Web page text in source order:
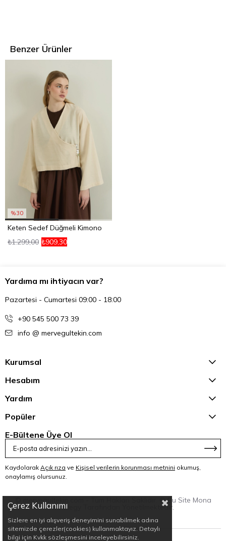
Benzer Ürünler
%30
Keten Sedef Düğmeli Kimono
₺909,30
₺1.299,00
Yardıma mı ihtiyacın var?
Pazartesi - Cumartesi 09:00 - 18:00
+90 545 500 73 39
info @ mervegultekin.com
Kurumsal
Hesabım
Yardım
Popüler
E-Bültene Üye Ol
Kaydolarak Açık rıza ve Kişisel verilerin korunması metnini okumuş,
onaylamış olursunuz.
© mervegultekin.com - Tüm Hakları Saklıdır. © Bu Site Mona
Strategy Tarafından Yönetilmektedir.
Çerez Kullanımı
Sizlere en iyi alışveriş deneyimini sunabilmek adına
sitemizde çerezler(cookies) kullanmaktayız. Detaylı
bilgi için Kvkk sözleşmesini inceleyebilirsiniz.